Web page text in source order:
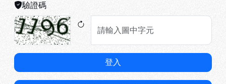
驗證碼
登入